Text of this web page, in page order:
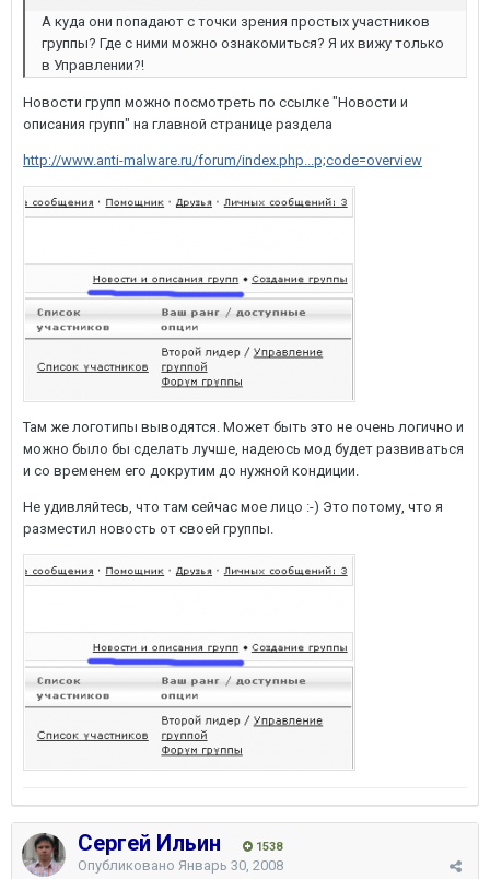
А куда они попадают с точки зрения простых участников
группы? Где с ними можно ознакомиться? Я их вижу только
в Управлении?!
Новости групп можно посмотреть по ссылке "Новости и
описания групп" на главной странице раздела
http://www.anti-malware.ru/forum/index.php...p;code=overview
Там же логотипы выводятся. Может быть это не очень логично и
можно было бы сделать лучше, надеюсь мод будет развиваться
и со временем его докрутим до нужной кондиции.
Не удивляйтесь, что там сейчас мое лицо :-) Это потому, что я
разместил новость от своей группы.
Сергей Ильин 1538
Опубликовано Январь 30, 2008